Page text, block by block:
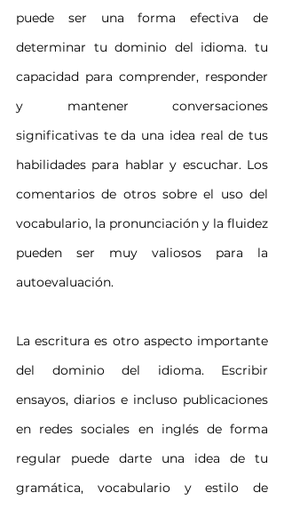
puede ser una forma efectiva de
determinar tu dominio del idioma. tu
capacidad para comprender, responder
y mantener conversaciones
significativas te da una idea real de tus
habilidades para hablar y escuchar. Los
comentarios de otros sobre el uso del
vocabulario, la pronunciación y la fluidez
pueden ser muy valiosos para la
autoevaluación.
La escritura es otro aspecto importante
del dominio del idioma. Escribir
ensayos, diarios e incluso publicaciones
en redes sociales en inglés de forma
regular puede darte una idea de tu
gramática, vocabulario y estilo de